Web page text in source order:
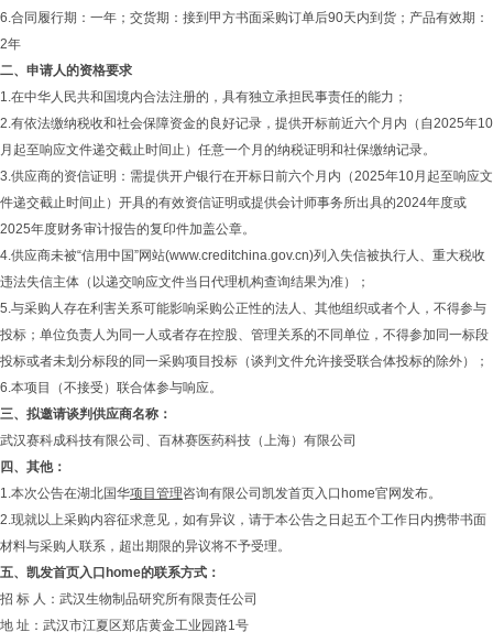
6.合同履行期：一年；交货期：接到甲方书面采购订单后90天内到货；产品有效期：
2年
二、申请人的资格要求
1.在中华人民共和国境内合法注册的，具有独立承担民事责任的能力；
2.有依法缴纳税收和社会保障资金的良好记录，提供开标前近六个月内（自2025年10
月起至响应文件递交截止时间止）任意一个月的纳税证明和社保缴纳记录。
3.供应商的资信证明：需提供开户银行在开标日前六个月内（2025年10月起至响应文
件递交截止时间止）开具的有效资信证明或提供会计师事务所出具的2024年度或
2025年度财务审计报告的复印件加盖公章。
4.供应商未被“信用中国”网站(www.creditchina.gov.cn)列入失信被执行人、重大税收
违法失信主体（以递交响应文件当日代理机构查询结果为准）；
5.与采购人存在利害关系可能影响采购公正性的法人、其他组织或者个人，不得参与
投标；单位负责人为同一人或者存在控股、管理关系的不同单位，不得参加同一标段
投标或者未划分标段的同一采购项目投标（谈判文件允许接受联合体投标的除外）；
6.本项目（不接受）联合体参与响应。
三、 拟邀请谈判供应商名称 ：
武汉赛科成科技有限公司、百林赛医药科技（上海）有限公司
四、其他：
1.本次公告在湖北国华项目管理咨询有限公司凯发首页入口home官网发布。
2.现就以上采购内容征求意见，如有异议，请于本公告之日起五个工作日内携带书面
材料与采购人联系，超出期限的异议将不予受理。
五、 凯发首页入口home的联系方式 ：
招 标 人：武汉生物制品研究所有限责任公司
地 址：武汉市江夏区郑店黄金工业园路1号